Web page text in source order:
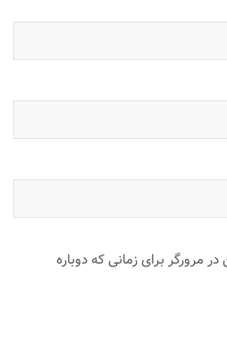
مرورگر برای زمانی که دوباره